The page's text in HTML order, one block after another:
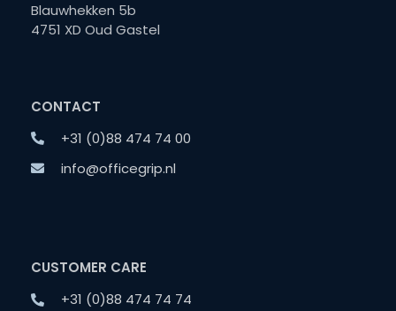
Blauwhekken 5b
4751 XD Oud Gastel
CONTACT
+31 (0)88 474 74 00
info@officegrip.nl
CUSTOMER CARE
+31 (0)88 474 74 74